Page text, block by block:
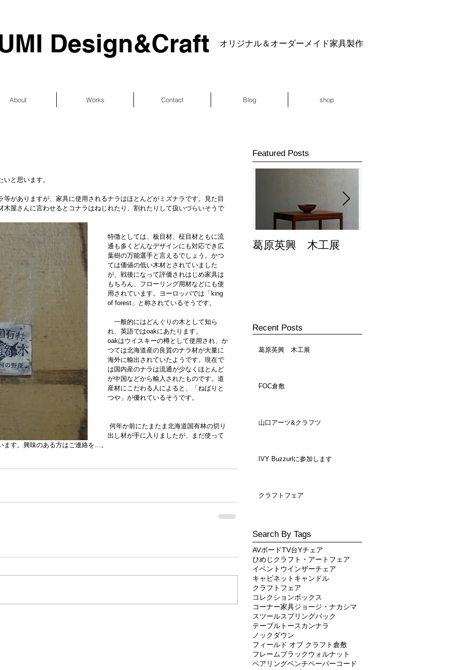
Design&Craft ​オリジナル＆オーダーメイド家具製作
About Works Contact Blog shop
と思います。
等がありますが、家具に使用されるナラはほとんどがミズナラです。見た目
木屋さんに言わせるとコナラはねじれたり、割れたりして扱いづらいそうで
特徴としては、板目材、柾目材ともに流
通も多くどんなデザインにも対応でき広
葉樹の万能選手と言えるでしょう。かつ
ては価値の低い木材とされていました
が、戦後になって評価されはじめ家具は
もちろん、フローリング用材などにも使
用されています。ヨーロッパでは「king
of forest」と称されているそうです。
一般的にはどんぐりの木として知ら
れ、英語ではoakにあたります。
oakはウイスキーの樽として使用され、か
つては北海道産の良質のナラ材が大量に
海外に輸出されていたようです。現在で
は国内産のナラは流通が少なくほとんど
が中国などから輸入されたものです。道
産材にこだわる人によると、「ねばりと
つや」が優れているそうです。
出し材が手に入りましたが、まだ使って
ます。興味のある方はご連絡を…。
Featured Posts
葛原英興 木工展
Recent Posts
葛原英興 木工展
FOC倉敷
山口アーツ&クラフツ
IVY Buzzurlに参加します
クラフトフェア
Search By Tags
AVボードTV台Yチェア
ひめじクラフト・アートフェア
イベント ウインザーチェア
キャビネット キャンドル
クラフトフェア
コレクションボックス
コーナー家具ジョージ・ナカシマ
スツールスプリングバック
テーブル トースカンナラ
ノックダウン
フィールド オブ クラフト倉敷
フレームブラックウォルナット
ベアリングベンチペーパーコード